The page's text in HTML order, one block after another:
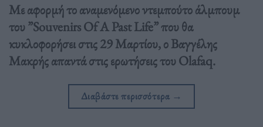
Με αφορμή το αναμενόμενο ντεμπούτο άλμπουμ
του ”Souvenirs Of A Past Life” που θα
κυκλοφορήσει στις 29 Μαρτίου, ο Βαγγέλης
Μακρής απαντά στις ερωτήσεις του Olafaq.
Διαβάστε περισσότερα →